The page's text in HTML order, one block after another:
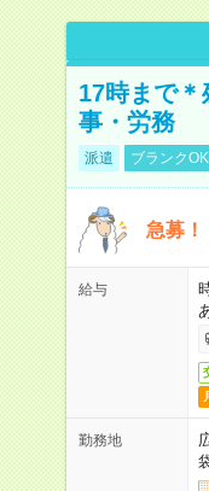
17時まで
事・労務
派遣 ブランクOK
急募！
給与
勤務地